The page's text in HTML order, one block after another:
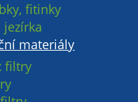
fitinky
jezírka
materiály
filtry